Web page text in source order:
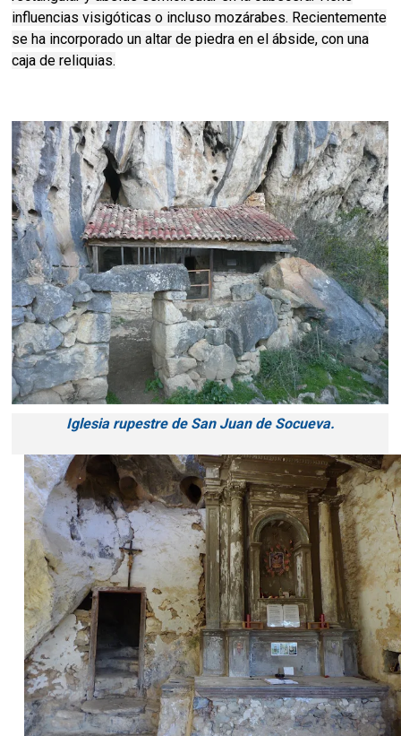
influencias visigóticas o incluso mozárabes. Recientemente
se ha incorporado un altar de piedra en el ábside, con una
caja de reliquias.
Iglesia rupestre de San Juan de Socueva.